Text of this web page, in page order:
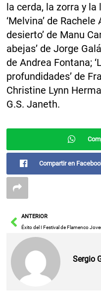
la cerda, la zorra y la
‘Melvina’ de
desierto’ de Manu
abejas’ de Jorge
de Andrea Fontana;
profundidades’ de
Christine Lynn
G.S. Janeth.
Compartir en
AntANTERIOR
Sergio